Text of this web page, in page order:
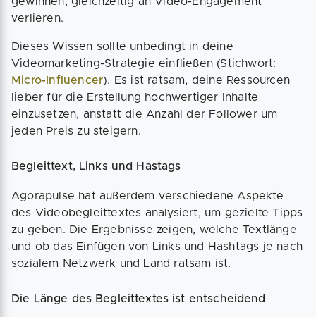
verlieren.
Dieses Wissen sollte unbedingt in deine
Videomarketing-Strategie einfließen (Stichwort:
Micro-Influencer). Es ist ratsam, deine Ressourcen
lieber für die Erstellung hochwertiger Inhalte
einzusetzen, anstatt die Anzahl der Follower um
jeden Preis zu steigern.
Begleittext, Links und Hastags
Agorapulse hat außerdem verschiedene Aspekte
des Videobegleittextes analysiert, um gezielte Tipps
zu geben. Die Ergebnisse zeigen, welche Textlänge
und ob das Einfügen von Links und Hashtags je nach
sozialem Netzwerk und Land ratsam ist.
Die Länge des Begleittextes ist entscheidend